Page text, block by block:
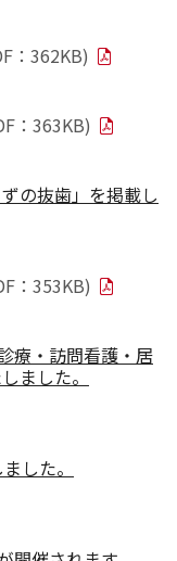
：362KB)
：363KB)
の抜歯」を掲載し
：353KB)
療・訪問看護・居
ました。
した。